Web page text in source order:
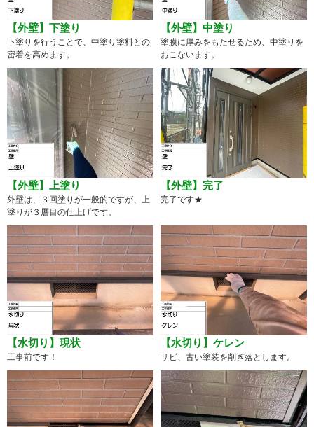
【外壁】下塗り
下塗りを行うことで、中塗り塗料との
密着を高めます。
【外壁】中塗り
塗膜に厚みをもたせるため、中塗りを
おこないます。
【外壁】上塗り
外壁は、３回塗りが一般的ですが、上
塗りが３層目の仕上げです。
【外壁】完了
完了です★
【水切り】現状
工事前です！
【水切り】ケレン
サビ、古い塗装を削ぎ落とします。